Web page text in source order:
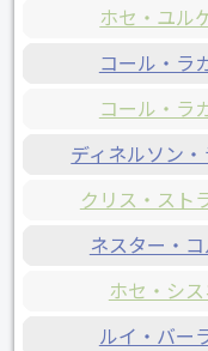
ホセ・ユル
コール・ラ
コール・ラ
ディネルソン
クリス・スト
ネスター・
ホセ・シ
ルイ・バー